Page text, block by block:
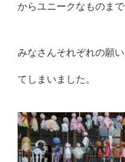
からユニークなものま
みなさんそれぞれの願
てしまいました。